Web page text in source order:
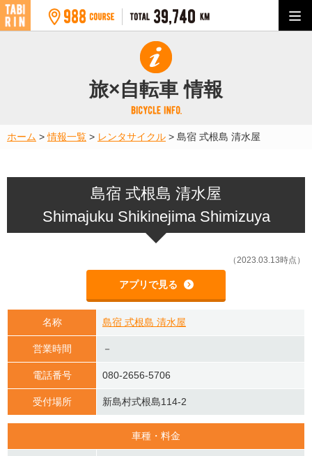
旅×自転車 情報
ホーム >情報一覧 > レンタサイクル > 島宿 式根島 清水屋
島宿 式根島 清水屋
Shimajuku Shikinejima Shimizuya
（2023.03.13時点）
アプリで見る
名称 島宿 式根島 清水屋
営業時間 －
電話番号 080-2656-5706
受付場所 新島村式根島114-2
車種・料金